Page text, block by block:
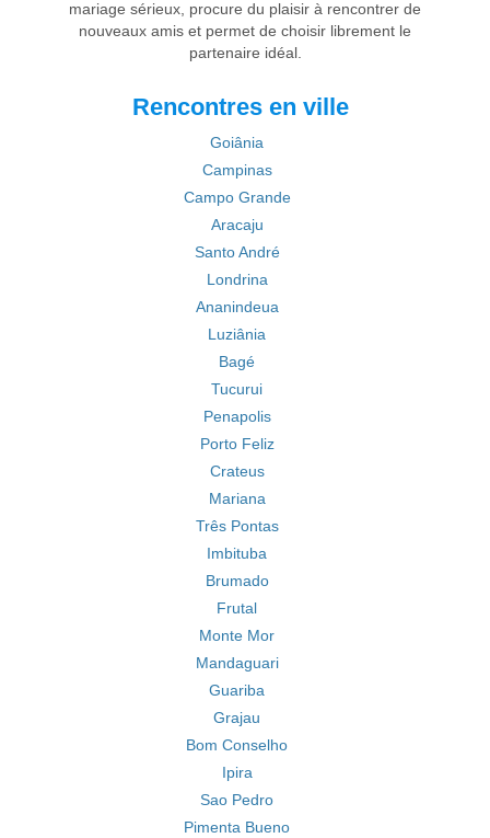
mariage sérieux, procure du plaisir à rencontrer de
nouveaux amis et permet de choisir librement le
partenaire idéal.
Rencontres en ville
Goiânia
Campinas
Campo Grande
Aracaju
Santo André
Londrina
Ananindeua
Luziânia
Bagé
Tucurui
Penapolis
Porto Feliz
Crateus
Mariana
Três Pontas
Imbituba
Brumado
Frutal
Monte Mor
Mandaguari
Guariba
Grajau
Bom Conselho
Ipira
Sao Pedro
Pimenta Bueno